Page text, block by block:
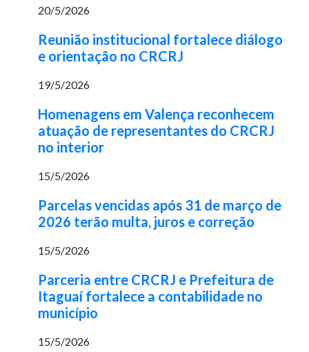
20/5/2026
Reunião institucional fortalece diálogo
e orientação no CRCRJ
19/5/2026
Homenagens em Valença reconhecem
atuação de representantes do CRCRJ
no interior
15/5/2026
Parcelas vencidas após 31 de março de
2026 terão multa, juros e correção
15/5/2026
Parceria entre CRCRJ e Prefeitura de
Itaguaí fortalece a contabilidade no
município
15/5/2026